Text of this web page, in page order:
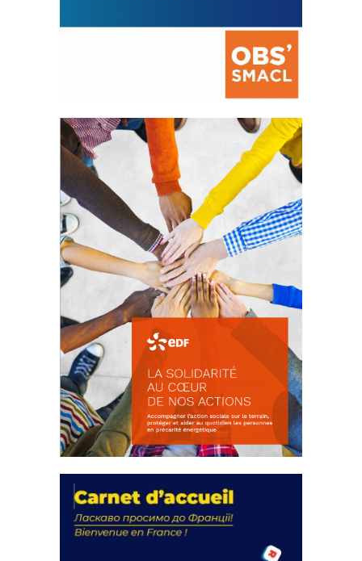
La prévention des conflits
d’intérêts
18 septembre 2023
FEUILLETER
actions
18 septembre 2023
FEUILLETER